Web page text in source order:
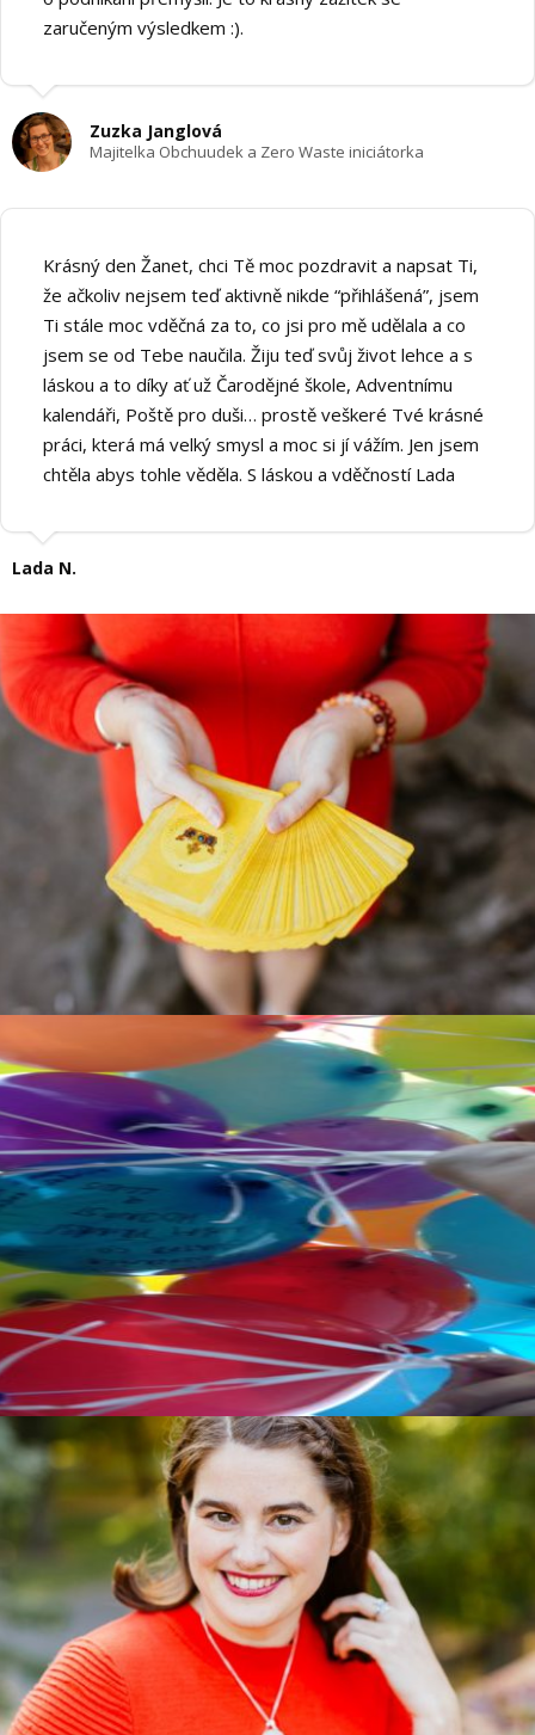
zaručeným výsledkem :).
Zuzka Janglová
Majitelka Obchuudek a Zero Waste iniciátorka
Krásný den Žanet, chci Tě moc pozdravit a napsat Ti,
že ačkoliv nejsem teď aktivně nikde “přihlášená”, jsem
Ti stále moc vděčná za to, co jsi pro mě udělala a co
jsem se od Tebe naučila. Žiju teď svůj život lehce a s
láskou a to díky ať už Čarodějné škole, Adventnímu
kalendáři, Poště pro duši… prostě veškeré Tvé krásné
práci, která má velký smysl a moc si jí vážím. Jen jsem
chtěla abys tohle věděla. S láskou a vděčností Lada
Lada N.